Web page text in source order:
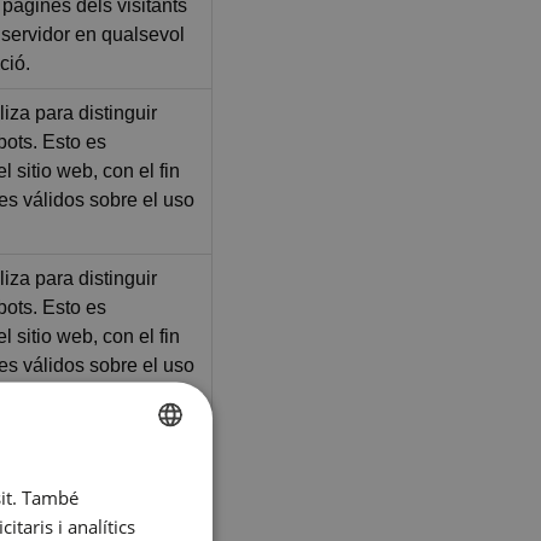
pàgines dels visitants
en qualsevol
para distinguir
Esto es
sitio web, con el fin
válidos sobre el uso
para distinguir
Esto es
sitio web, con el fin
válidos sobre el uso
de los
que el banner de
ENGLISH
També
i analítics